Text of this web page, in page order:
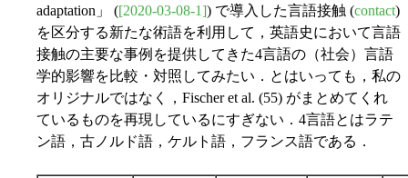
adaptation」 ([2020-03-08-1]) で導入した言語接触 (contact)
を区分する新たな術語を利用して，英語史において言語
接触の主要な事例を提供してきた4言語の（社会）言語
学的影響を比較・対照してみたい．とはいっても，私の
オリジナルではなく，Fischer et al. (55) がまとめてくれ
ているものを再現しているにすぎない．4言語とはラテ
ン語，古ノルド語，ケルト語，フランス語である．